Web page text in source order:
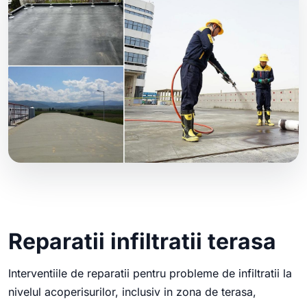
Reparatii infiltratii terasa
Interventiile de reparatii pentru probleme de infiltratii la
nivelul acoperisurilor, inclusiv in zona de terasa,